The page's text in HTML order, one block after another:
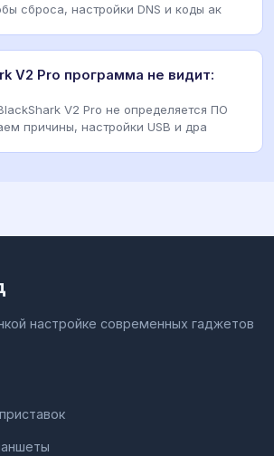
сброса, настройки DNS и коды ак
V2 Pro программа не видит:
V2 Pro не определяется ПО
причины, настройки USB и дра
настройке современных гаджетов